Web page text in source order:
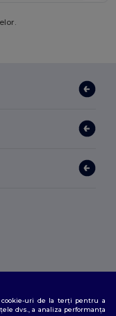
uri de la terți pentru a
dvs., a analiza performanța